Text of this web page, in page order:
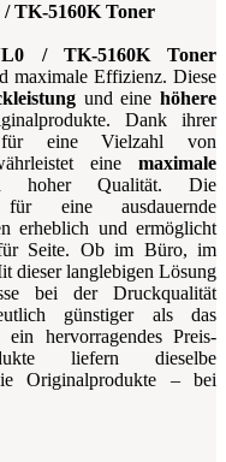
TK-5160K Toner
/ TK-5160K Toner
maximale Effizienz. Diese
und einehöhere
Dank ihrer
eine Vielzahl von
eine maximale
hoher Qualität. Die
für eine ausdauernde
erheblich und ermöglicht
Seite. Ob im Büro, im
dieser langlebigen Lösung
bei der Druckqualität
günstiger als das
hervorragendes Preis-
liefern dieselbe
Originalprodukte – bei